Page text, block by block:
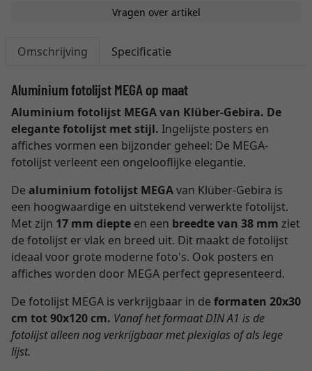
Vragen over artikel
Omschrijving Specificatie
Aluminium fotolijst MEGA op maat
Aluminium fotolijst MEGA van Klüber-Gebira. De
elegante fotolijst met stijl. Ingelijste posters en
affiches vormen een bijzonder geheel: De MEGA-
fotolijst verleent een ongelooflijke elegantie.
De aluminium fotolijst MEGAvan Klüber-Gebira is
een hoogwaardige en uitstekend verwerkte fotolijst.
Met zijn 17 mm diepte en een breedte van 38 mm ziet
de fotolijst er vlak en breed uit. Dit maakt de fotolijst
ideaal voor grote moderne foto's. Ook posters en
affiches worden door MEGA perfect gepresenteerd.
De fotolijst MEGA is verkrijgbaar in de formaten 20x30
cm tot 90x120 cm. Vanaf het formaat DIN A1 is de
fotolijst alleen nog verkrijgbaar met plexiglas of als lege
lijst.